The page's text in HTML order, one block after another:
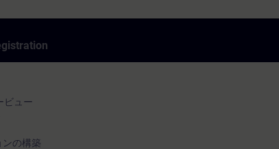
ようになります。コース修了後は、単純なハードウェア
ュールの交換、コンポーネントの最適な連携、信頼性
ビュー
の構築